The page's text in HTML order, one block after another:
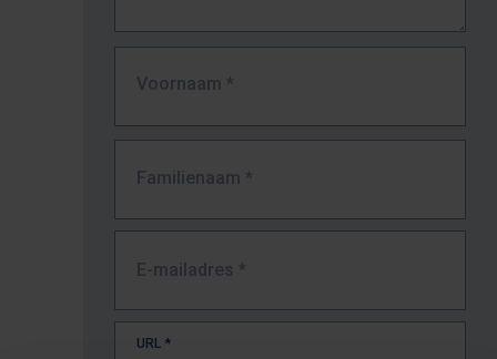
Voornaam *
Familienaam *
E-mailadres *
URL *